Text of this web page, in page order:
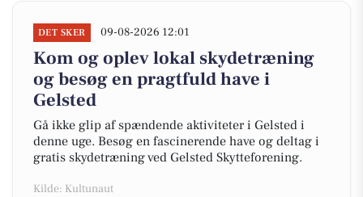
DET SKER 09-08-2026 12:01
Kom og oplev lokal skydetræning
og besøg en pragtfuld have i
Gelsted
Gå ikke glip af spændende aktiviteter i Gelsted i
denne uge. Besøg en fascinerende have og deltag i
gratis skydetræning ved Gelsted Skytteforening.
Kilde: Kultunaut